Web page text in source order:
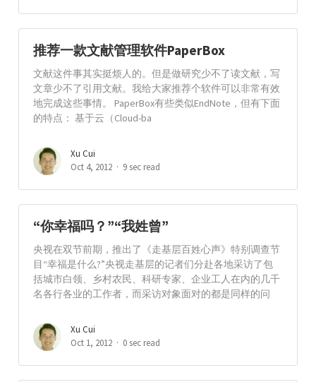
推荐一款文献管理软件PaperBox
文献这件事其实挺烦人的。但是做研究少不了读文献，写
文章少不了引用文献。我给大家推荐个软件可以非常有效
地完成这些事情。 PaperBox有些类似EndNote，但有下面
的特点： 基于云（Cloud-ba
Xu Cui
Oct 4, 2012
9 sec read
“你幸福吗？”“我姓曾”
央视在双节前期，推出了《走基层百姓心声》特别调查节
目“幸福是什么?”央视走基层的记者们分赴各地采访了包
括城市白领、乡村农民、科研专家、企业工人在内的几千
名各行各业的工作者，而采访对象面对的都是同样的问
Xu Cui
Oct 1, 2012
0 sec read